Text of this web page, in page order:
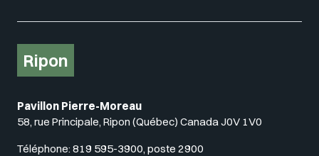
Ripon
Pavillon Pierre-Moreau
58, rue Principale, Ripon (Québec) Canada J0V 1V0
Téléphone: 819 595-3900, poste 2900